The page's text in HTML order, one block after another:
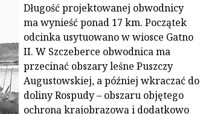
Długość projektowanej obwodnicy
ma wynieść ponad 17 km. Początek
odcinka usytuowano w wiosce Gatno
II. W Szczeberce obwodnica ma
przecinać obszary leśne Puszczy
Augustowskiej, a później wkraczać do
doliny Rospudy – obszaru objętego
ochroną krajobrazową i dodatkowo